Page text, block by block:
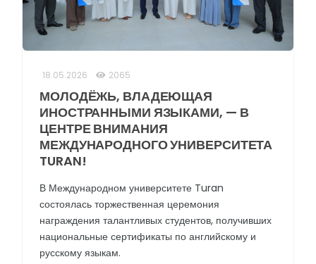
18.05.2026 2065
МОЛОДЁЖЬ, ВЛАДЕЮЩАЯ
ИНОСТРАННЫМИ ЯЗЫКАМИ, — В
ЦЕНТРЕ ВНИМАНИЯ
МЕЖДУНАРОДНОГО УНИВЕРСИТЕТА
TURAN!
В Международном университете Turan
состоялась торжественная церемония
награждения талантливых студентов, получивших
национальные сертификаты по английскому и
русскому языкам.